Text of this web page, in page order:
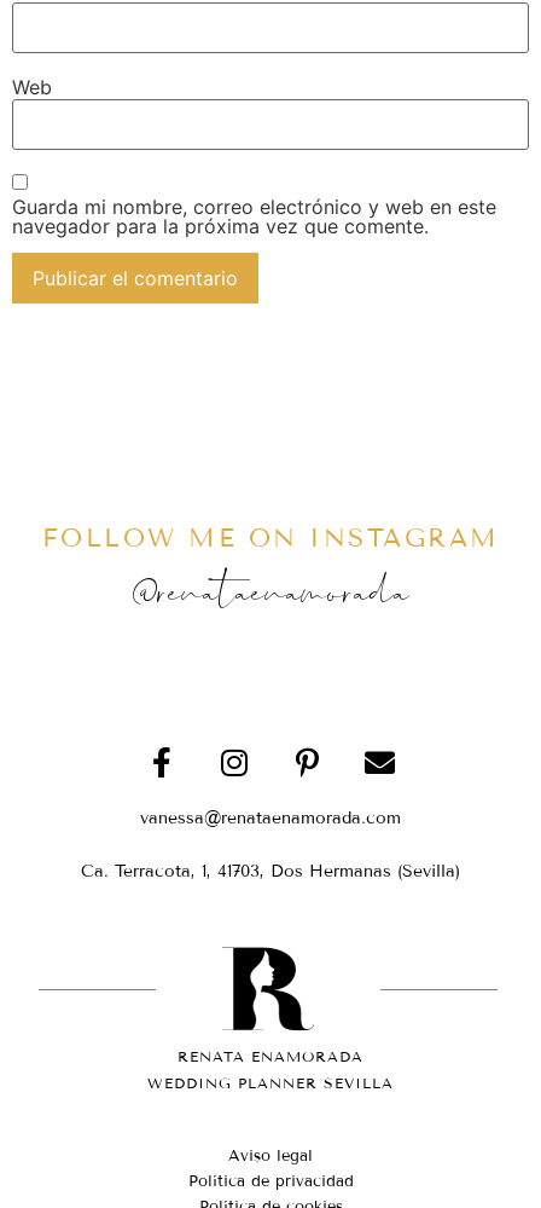
Web
Guarda mi nombre, correo electrónico y web en este
navegador para la próxima vez que comente.
FOLLOW ME ON INSTAGRAM
@renataenamorada
vanessa@renataenamorada.com
Ca. Terracota, 1, 41703, Dos Hermanas (Sevilla)
RENATA ENAMORADA
WEDDING PLANNER SEVILLA
Aviso legal
Política de privacidad